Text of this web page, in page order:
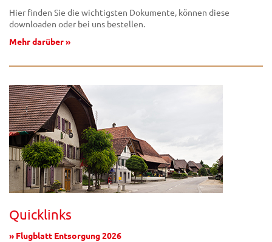
Hier finden Sie die wichtigsten Dokumente, können diese
downloaden oder bei uns bestellen.
Mehr darüber »
Quicklinks
» Flugblatt Entsorgung 2026